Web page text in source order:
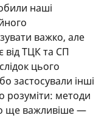
наші
важко, але
від ТЦК та СП
цього
застосували інші
розуміти: методи
ще важливіше —